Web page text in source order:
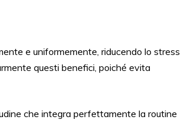
e uniformemente, riducendo lo stress
questi benefici, poiché evita
che integra perfettamente la routine